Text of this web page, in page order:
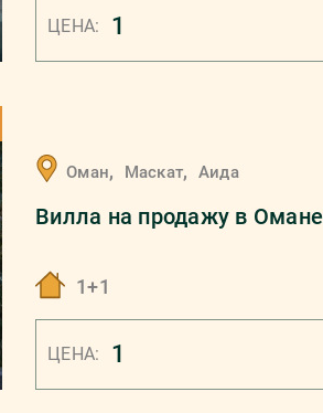
ЦЕНА: 1
Оман, Маскат, Аида
Вилла на продажу в Омане
1+1
ЦЕНА: 1